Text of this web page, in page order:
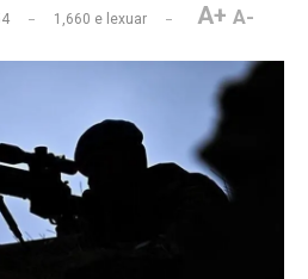
1,660 e lexuar A+ A-